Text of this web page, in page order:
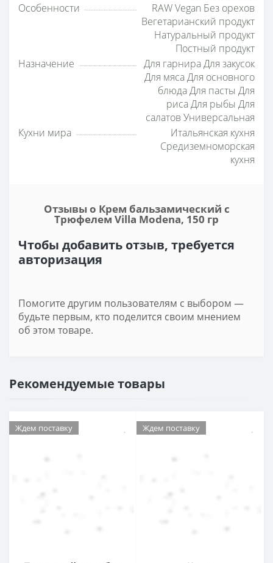
Особенности
RAW Vegan Без орехов
Вегетарианский продукт
Натуральный продукт
Постный продукт
Назначение
Для гарнира Для закусок
Для мяса Для основного
блюда Для пасты Для
риса Для рыбы Для
салатов Универсальная
Кухни мира
Итальянская кухня
Средиземноморская
кухня
Отзывы о Крем бальзамический с
Трюфелем Villa Modena, 150 гр
Чтобы добавить отзыв, требуется
авторизация
Помогите другим пользователям с выбором —
будьте первым, кто поделится своим мнением
об этом товаре.
Рекомендуемые товары
Ждем поставку Ждем поставку